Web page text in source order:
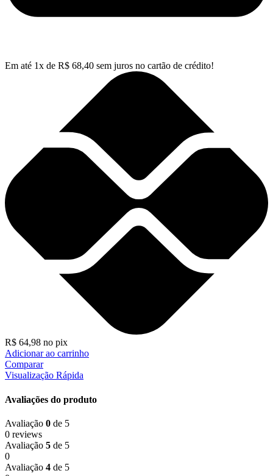
Em até 1x de R$ 68,40 sem juros no cartão de crédito!
R$ 64,98 no pix
Adicionar ao carrinho
Comparar
Visualização Rápida
Avaliações do produto
Avaliação 0 de 5
0 reviews
Avaliação 5 de 5
0
Avaliação 4 de 5